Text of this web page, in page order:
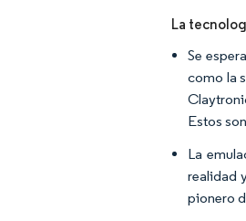
La
Se
como la
Estos
La
realidad
pionero